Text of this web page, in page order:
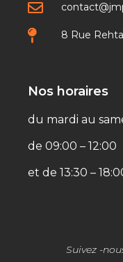
8 Rue
Nos horaires
du mardi au
de 09:00 – 12:00
et de 13:30 –
Suivez -